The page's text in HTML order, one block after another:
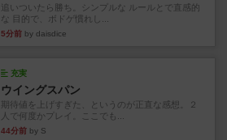
追いついたら勝ち。シンプルな ルールとで直感的
な 目的で、ボドゲ慣れし...
5分前 by daisdice
充実
ウイングスパン
期待値を上げすぎた、というのが正直な感想。２
人で何度かプレイ。ここでも...
44分前 by S